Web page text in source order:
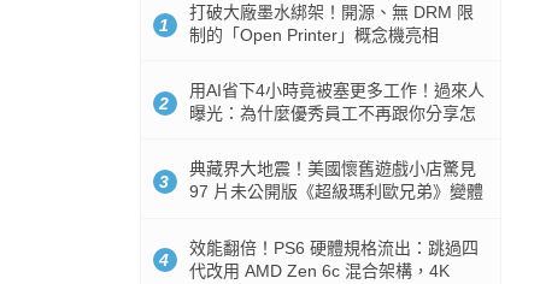
1
打破大廠墨水綁架！開源、無 DRM 限
制的「Open Printer」概念機亮相
2
用AI省下4小時竟被塞更多工作！過來人
曝光：為什麼優秀員工不再跟你分享怎
3
典藏界大地震！美國懷舊遊戲小店驚見
97 片未公開版《超級瑪利歐兄弟》變體
4
效能翻倍！PS6 硬體規格流出：跳過四
代改用 AMD Zen 6c 混合架構，4K